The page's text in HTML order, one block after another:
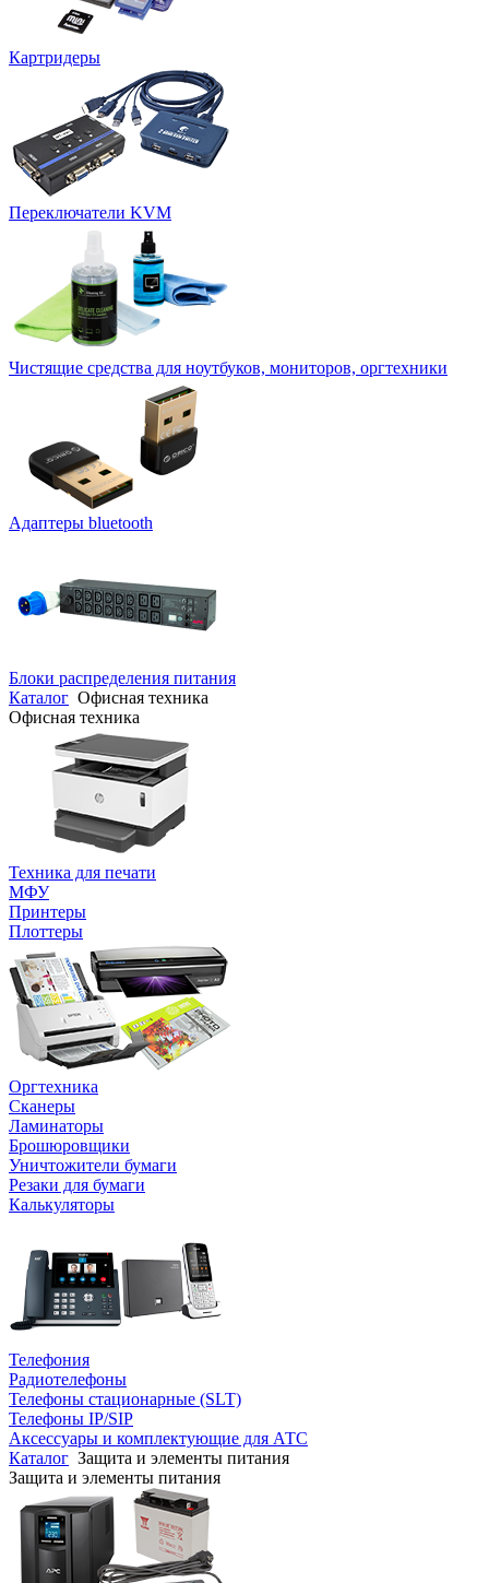
Картридеры
Переключатели KVM
Чистящие средства для ноутбуков, мониторов, оргтехники
Адаптеры bluetooth
Блоки распределения питания
Каталог Офисная техника
Офисная техника
Техника для печати
МФУ
Принтеры
Плоттеры
Оргтехника
Сканеры
Ламинаторы
Брошюровщики
Уничтожители бумаги
Резаки для бумаги
Калькуляторы
Телефония
Радиотелефоны
Телефоны стационарные (SLT)
Телефоны IP/SIP
Аксессуары и комплектующие для АТС
Каталог Защита и элементы питания
Защита и элементы питания